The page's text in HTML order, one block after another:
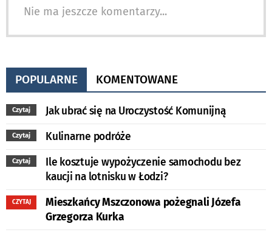
Nie ma jeszcze komentarzy...
POPULARNE KOMENTOWANE
Czytaj Jak ubrać się na Uroczystość Komunijną
Czytaj Kulinarne podróże
Czytaj
Ile kosztuje wypożyczenie samochodu bez
kaucji na lotnisku w Łodzi?
CZYTAJ
Mieszkańcy Mszczonowa pożegnali Józefa
Grzegorza Kurka